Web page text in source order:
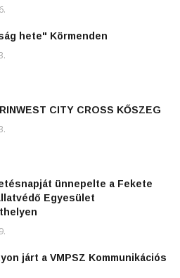
hete" Körmenden
CITY CROSS KŐSZEG
ünnepelte a Fekete
Egyesület
járt a VMPSZ Kommunikációs